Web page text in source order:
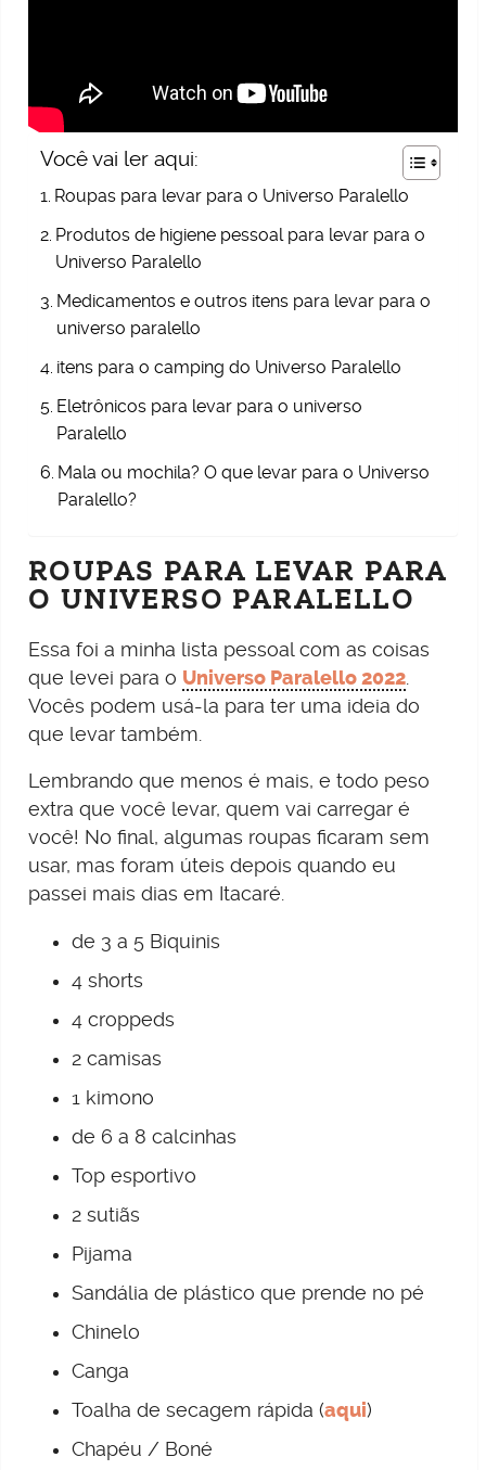
Você vai ler aqui:
Roupas para levar para o Universo Paralello
Produtos de higiene pessoal para levar para o
Universo Paralello
Medicamentos e outros itens para levar para o
universo paralello
itens para o camping do Universo Paralello
Eletrônicos para levar para o universo
Paralello
Mala ou mochila? O que levar para o Universo
Paralello?
ROUPAS PARA LEVAR PARA
O UNIVERSO PARALELLO
Essa foi a minha lista pessoal com as coisas
que levei para o Universo Paralello 2022
Vocês podem usá-la para ter uma ideia do
que levar também.
Lembrando que menos é mais, e todo peso
extra que você levar, quem vai carregar é
você! No final, algumas roupas ficaram sem
usar, mas foram úteis depois quando eu
passei mais dias em Itacaré.
de 3 a 5 Biquinis
4 shorts
4 croppeds
2 camisas
1 kimono
de 6 a 8 calcinhas
Top esportivo
2 sutiãs
Pijama
Sandália de plástico que prende no pé
Chinelo
Canga
Toalha de secagem rápida (aqui)
Chapéu / Boné